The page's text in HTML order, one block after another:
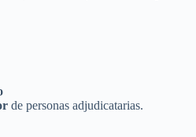
de personas adjudicatarias.